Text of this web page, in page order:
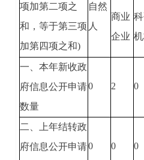
项加第二项之
和，等于第三项
加第四项之和)
自然
人
商业
企业
一、本年新收政
府信息公开申请
数量
0 2 0
二、上年结转政
府信息公开申请0 0 0